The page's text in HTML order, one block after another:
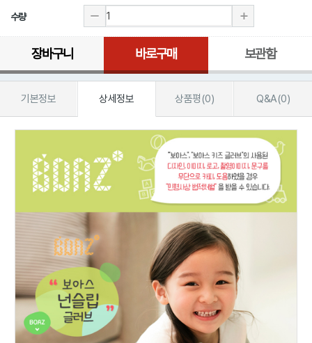
수량
장바구니 바로구매 보관함
기본정보 상세정보 상품평(0) Q&A(0)